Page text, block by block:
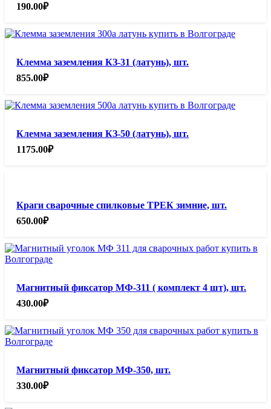
190.00₽
Клемма заземления КЗ-31 (латунь), шт.
855.00₽
Клемма заземления КЗ-50 (латунь), шт.
1175.00₽
Краги сварочные спилковые ТРЕК зимние, шт.
650.00₽
Магнитный фиксатор МФ-311 ( комплект 4 шт), шт.
430.00₽
Магнитный фиксатор МФ-350, шт.
330.00₽